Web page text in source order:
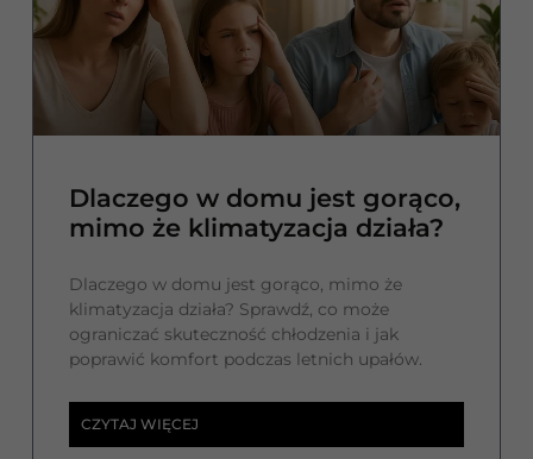
Dlaczego w domu jest gorąco,
mimo że klimatyzacja działa?
Dlaczego w domu jest gorąco, mimo że
klimatyzacja działa? Sprawdź, co może
ograniczać skuteczność chłodzenia i jak
poprawić komfort podczas letnich upałów.
CZYTAJ WIĘCEJ